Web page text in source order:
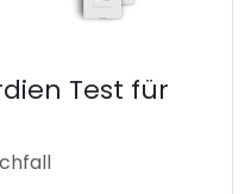
Test für